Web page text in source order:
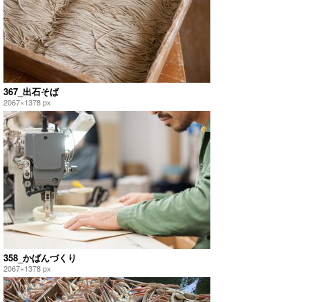
367_出石そば
2067×1378 px
358_かばんづくり
2067×1378 px